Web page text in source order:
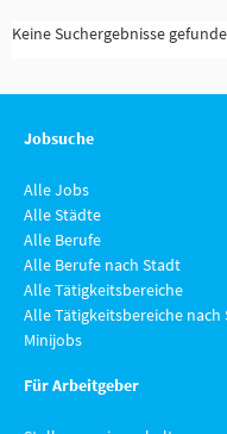
Keine Suchergebnisse
Jobsuche
Alle Jobs
Alle Städte
Alle Berufe
Alle Berufe nach Stadt
Alle Tätigkeitsbereiche
Alle Tätigkeitsbereiche nach
Minijobs
Für Arbeitgeber